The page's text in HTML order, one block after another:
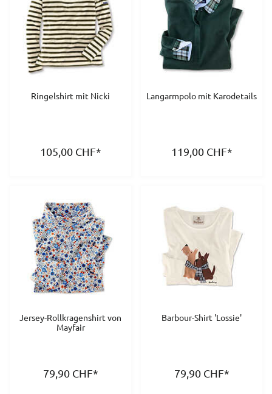
Ringelshirt mit Nicki
105,00CHF*
Langarmpolo mit Karodetails
119,00CHF*
Jersey-Rollkragenshirt von
Mayfair
79,90CHF*
Barbour-Shirt 'Lossie'
79,90CHF*